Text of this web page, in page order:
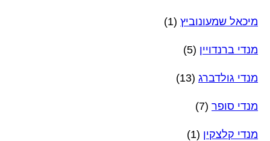
מיכאל שמעונוביץ (1)
מנדי ברנדויין (5)
מנדי גולדברג (13)
מנדי סופר (7)
מנדי קלצקין (1)